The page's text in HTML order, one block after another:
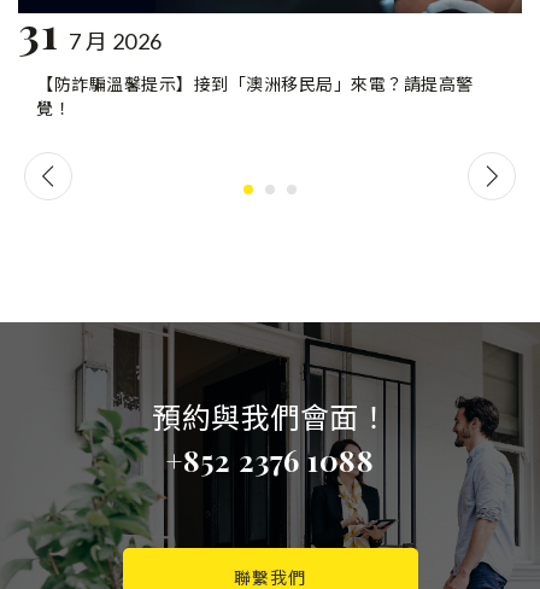
31 7 月 2026
【防詐騙溫馨提示】接到「澳洲移民局」來電？請提高警
覺！
預約與我們會面！
+852 2376 1088
聯繫我們